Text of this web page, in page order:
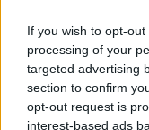
If you wish to opt-
processing of your
targeted advertising
section to confirm
opt-out request is
interest-based ads